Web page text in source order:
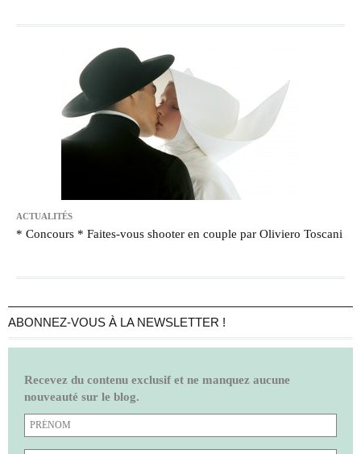
ACTUALITÉS
* Concours * Faites-vous shooter en couple par Oliviero Toscani
ABONNEZ-VOUS À LA NEWSLETTER !
Recevez du contenu exclusif et ne manquez aucune
nouveauté sur le blog.